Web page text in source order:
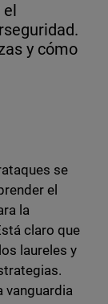
el
y cómo
se
el
la
claro que
laureles y
vanguardia